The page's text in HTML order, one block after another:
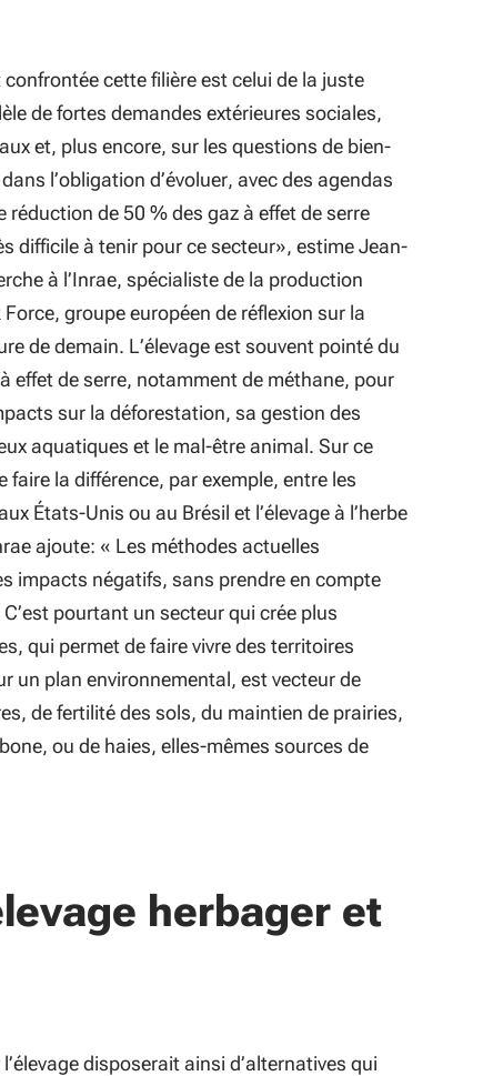
cette filière est celui de la juste
de fortes demandes extérieures sociales,
et, plus encore, sur les questions de bien-
l’obligation d’évoluer, avec des agendas
de 50 % des gaz à effet de serre
difficile à tenir pour ce secteur», estime Jean-
à l’Inrae, spécialiste de la production
groupe européen de réflexion sur la
de demain. L’élevage est souvent pointé du
effet de serre, notamment de méthane, pour
sur la déforestation, sa gestion des
aquatiques et le mal-être animal. Sur ce
la différence, par exemple, entre les
États-Unis ou au Brésil et l’élevage à l’herbe
ajoute: « Les méthodes actuelles
impacts négatifs, sans prendre en compte
pourtant un secteur qui crée plus
qui permet de faire vivre des territoires
un plan environnemental, est vecteur de
de fertilité des sols, du maintien de prairies,
ou de haies, elles-mêmes sources de
herbager et
disposerait ainsi d’alternatives qui